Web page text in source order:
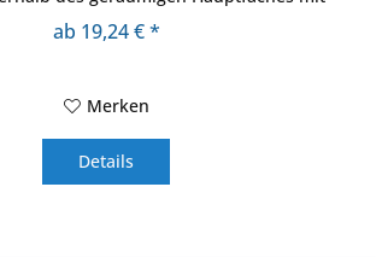
umlaufendem...
ab 19,24 € *
Merken
Details